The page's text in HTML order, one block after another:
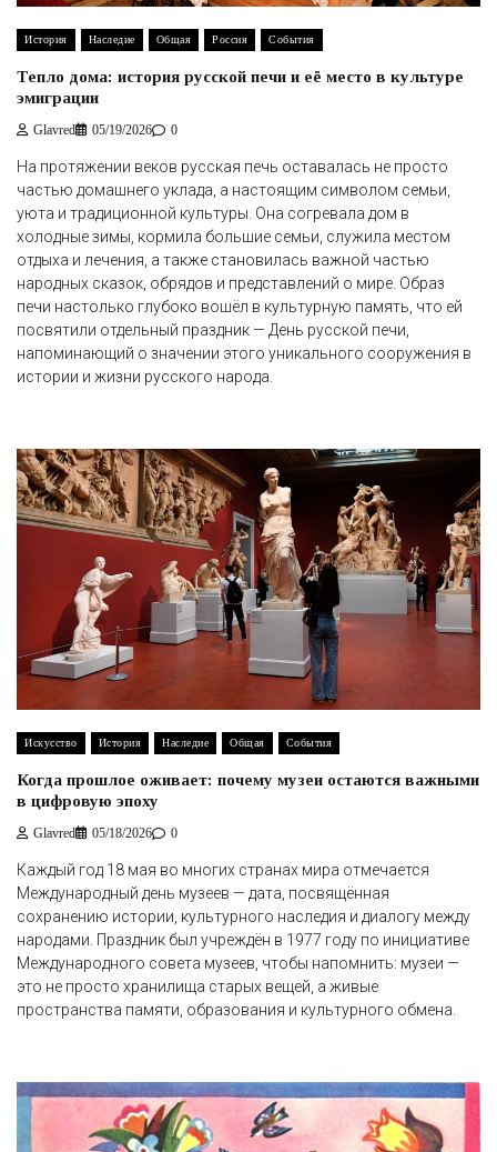
История Наследие Общая Россия События
Тепло дома: история русской печи и её место в культуре
эмиграции
Glavred 05/19/2026 0
На протяжении веков русская печь оставалась не просто
частью домашнего уклада, а настоящим символом семьи,
уюта и традиционной культуры. Она согревала дом в
холодные зимы, кормила большие семьи, служила местом
отдыха и лечения, а также становилась важной частью
народных сказок, обрядов и представлений о мире. Образ
печи настолько глубоко вошёл в культурную память, что ей
посвятили отдельный праздник — День русской печи,
напоминающий о значении этого уникального сооружения в
истории и жизни русского народа.
Искусство История Наследие Общая События
Когда прошлое оживает: почему музеи остаются важными
в цифровую эпоху
Glavred 05/18/2026 0
Каждый год 18 мая во многих странах мира отмечается
Международный день музеев — дата, посвящённая
сохранению истории, культурного наследия и диалогу между
народами. Праздник был учреждён в 1977 году по инициативе
Международного совета музеев, чтобы напомнить: музеи —
это не просто хранилища старых вещей, а живые
пространства памяти, образования и культурного обмена.